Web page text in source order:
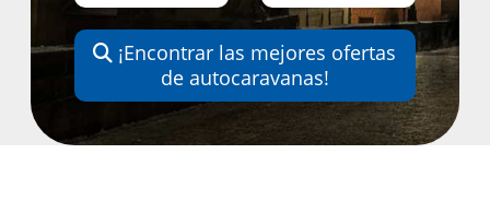
¡Encontrar las mejores ofertas
de autocaravanas!